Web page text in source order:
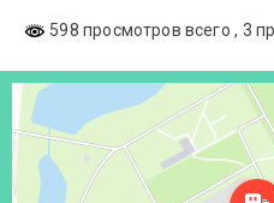
598 просмотров всего, 3
Донецк
Проспект Ильича, 110 — Яндекс